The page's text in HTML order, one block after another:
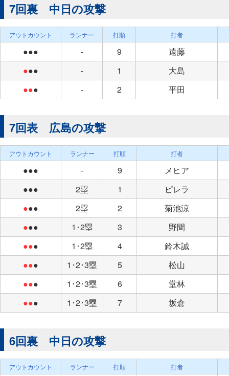
7回裏 中日の攻撃
アウトカウント ランナー 打順 打者
●●● - 9
遠藤
●●● - 1
大島
●●● - 2 平田
7回表 広島の攻撃
アウトカウント ランナー 打順 打者
●●● - 9
メヒア
●●●
2塁 1
ピレラ
●●● 2塁 2
菊池涼
●●● 1･2塁 3
野間
●●● 1･2塁 4
鈴木誠
●●● 1･2･3塁 5
松山
●●● 1･2･3塁 6
堂林
●●● 1･2･3塁 7 坂倉
6回裏 中日の攻撃
アウトカウント ランナー 打順 打者